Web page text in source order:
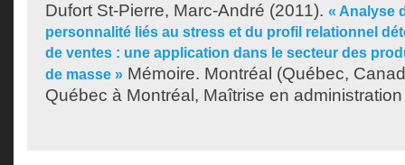
Dufort St-Pierre, Marc-André (2011). « Analyse
personnalité liés au stress et du profil relationnel
de ventes : une application dans le secteur des
de masse » Mémoire. Montréal (Québec,
Québec à Montréal, Maîtrise en